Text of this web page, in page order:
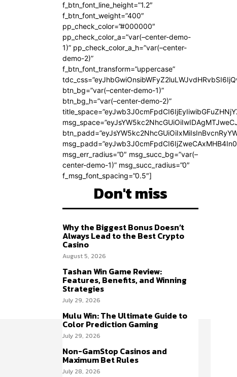
f_btn_font_line_height=”1.2″
f_btn_font_weight=”400″
pp_check_color=”#000000″
pp_check_color_a=”var(–center-demo-
1)” pp_check_color_a_h=”var(–center-
demo-2)”
f_btn_font_transform=”uppercase”
btn_bg=”var(–center-demo-1)”
btn_bg_h=”var(–center-demo-2)”
msg_err_radius=”0″ msg_succ_bg=”var(–
center-demo-1)” msg_succ_radius=”0″
f_msg_font_spacing=”0.5″]
Don't miss
Why the Biggest Bonus Doesn’t
Always Lead to the Best Crypto
Casino
August 5, 2026
Tashan Win Game Review:
Features, Benefits, and Winning
Strategies
July 29, 2026
Mulu Win: The Ultimate Guide to
Color Prediction Gaming
July 29, 2026
Non-GamStop Casinos and
Maximum Bet Rules
July 28, 2026